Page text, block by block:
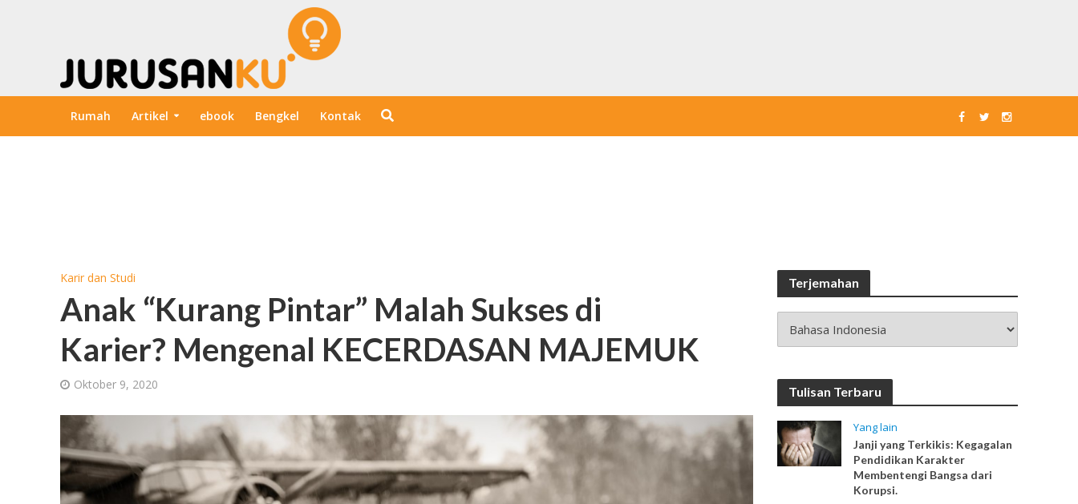
Rumah Artikel ebook Bengkel Kontak
Karir dan Studi
Anak “Kurang Pintar” Malah Sukses di
Karier? Mengenal KECERDASAN MAJEMUK
Oktober 9, 2020
Terjemahan
Tulisan Terbaru
Yang lain
Janji yang Terkikis: Kegagalan
Pendidikan Karakter
Membentengi Bangsa dari
Korupsi.